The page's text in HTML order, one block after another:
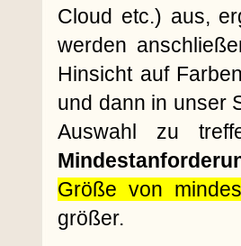
Cloud etc.) aus,
werden
Hinsicht auf
und dann in unser
Auswahl zu
Größe von
größer.